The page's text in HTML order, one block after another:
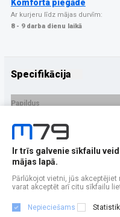
Komforta piegāde
Ar kurjeru līdz mājas durvīm:
8 - 9 darba dienu laikā
Specifikācija
Papildus
Ražotājs
PRECES APRAKSTS
EAN - 8594215995043
Ir trīs galvenie sīkfailu
mājas lapā.
Pārlūkojot vietni, jūs
varat akceptēt arī citu sīkfailu
Nepieciešams